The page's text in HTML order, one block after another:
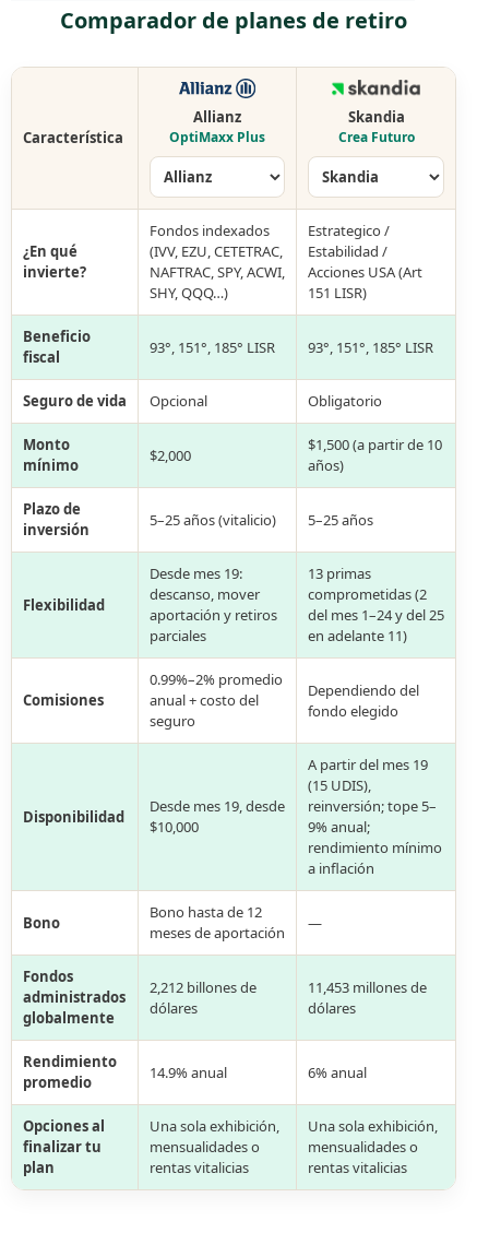
Comparador de planes de retiro
Característica
Allianz
OptiMaxx Plus
Skandia
Crea Futuro
¿En qué
invierte?
Fondos indexados
(IVV, EZU, CETETRAC,
NAFTRAC, SPY, ACWI,
SHY, QQQ…)
Estrategico /
Estabilidad /
Acciones USA (Art
151 LISR)
Beneficio
fiscal
93°, 151°, 185° LISR 93°, 151°, 185° LISR
Seguro de vida Opcional Obligatorio
Monto
mínimo
$2,000
$1,500 (a partir de 10
años)
Plazo de
inversión
5–25 años (vitalicio) 5–25 años
Flexibilidad
Desde mes 19:
descanso, mover
aportación y retiros
parciales
13 primas
comprometidas (2
del mes 1–24 y del 25
en adelante 11)
Comisiones
0.99%–2% promedio
anual + costo del
seguro
Dependiendo del
fondo elegido
Disponibilidad
Desde mes 19, desde
$10,000
A partir del mes 19
(15 UDIS),
reinversión; tope 5–
9% anual;
rendimiento mínimo
a inflación
Bono
Bono hasta de 12
meses de aportación
—
Fondos
administrados
globalmente
2,212 billones de
dólares
11,453 millones de
dólares
Rendimiento
promedio
14.9% anual 6% anual
Opciones al
finalizar tu
plan
Una sola exhibición,
mensualidades o
rentas vitalicias
Una sola exhibición,
mensualidades o
rentas vitalicias